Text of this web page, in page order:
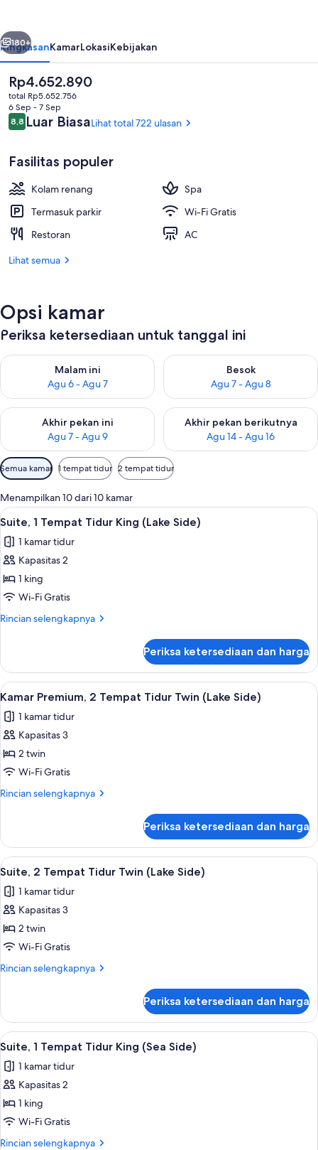
Collection
by
IHG
Pemandangan dari properti
Berikutnya
180+
RingkasanKamarLokasiKebijakan
Harga
saat
ini
Rp4.652.890
Rp4.652.890
total Rp5.652.756
6 Sep - 7 Sep
Ulasan
8,88,8 dari 10
Luar BiasaLihat total 722 ulasan
Fasilitas populer
Kolam renang
Spa
Termasuk parkir
Wi-Fi Gratis
Restoran
AC
Lihat semua
Opsi kamar
Periksa ketersediaan untuk tanggal ini
Malam ini
Agu 6 - Agu 7
Periksa ketersediaan untuk malam ini Agu 6 - Agu 7
Besok
Agu 7 - Agu 8
Periksa ketersediaan untuk
Akhir pekan ini
Agu 7 - Agu 9
Periksa ketersediaan untuk akhir pekan ini Agu 7 - Agu 9
Akhir pekan berikutnya
Agu 14 - Agu 16
Periksa ketersediaan untuk
Filter
tersedia
untuk
kamar
Semua kamar 1 tempat tidur 2 tempat tidur
Menampilkan 10 dari 10 kamar
Lihat
semua
foto
untuk
Suite,
1
Tempat
(Lake
Side)
Brankas, meja kerja, tirai kedap
3
Suite, 1 Tempat Tidur King (Lake Side)
1 kamar tidur
Kapasitas 2
1 king
Wi-Fi Gratis
Rincian selengkapnya
Rincian
Suite,
Tempat
King
(Lake
Periksa ketersediaan dan harga
Lihat
semua
foto
untuk
Kamar
Premium,
2
Twin
(Lake
Side)
Brankas, meja kerja, tirai kedap
4
Kamar Premium, 2 Tempat Tidur Twin (Lake Side)
1 kamar tidur
Kapasitas 3
2 twin
Wi-Fi Gratis
Rincian selengkapnya
Rincian
Kamar
Premium,
2
Tidur
Twin
Side)
Periksa ketersediaan dan harga
Lihat
semua
foto
untuk
Suite,
2
Tempat
(Lake
Side)
Brankas, meja kerja, tirai kedap
5
Suite, 2 Tempat Tidur Twin (Lake Side)
1 kamar tidur
Kapasitas 3
2 twin
Wi-Fi Gratis
Rincian selengkapnya
Rincian
Suite,
Tempat
Twin
(Lake
Periksa ketersediaan dan harga
Lihat
semua
foto
untuk
Suite,
1
Tempat
Brankas, meja kerja, tirai kedap
2
Suite, 1 Tempat Tidur King (Sea Side)
1 kamar tidur
Kapasitas 2
1 king
Wi-Fi Gratis
Rincian selengkapnya
Rincian